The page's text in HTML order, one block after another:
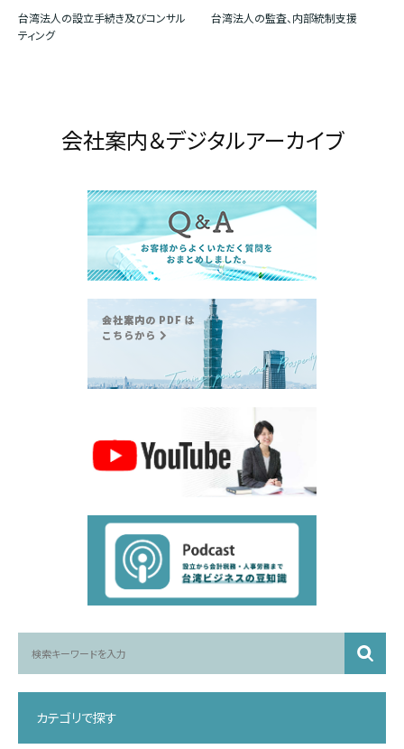
台湾法人の設立手続き及びコンサル
ティング
台湾法人の監査、内部統制支援
会社案内＆デジタルアーカイブ
カテゴリで探す